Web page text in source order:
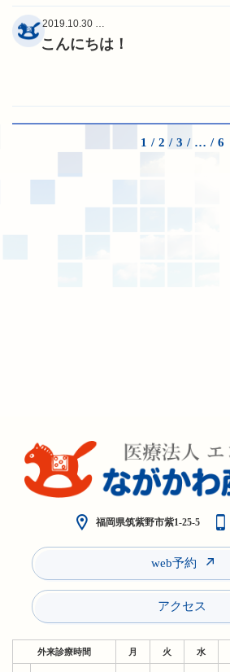
2019.10.30 …
こんにちは！
1 2 3 … 6
福岡県筑紫野市紫1-25-5
web予約
アクセス
外来診療時間 月 火 水